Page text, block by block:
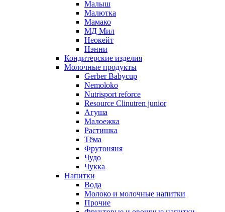
Малыш
Малютка
Мамако
МД Мил
Неокейт
Нэнни
Кондитерские изделия
Молочные продукты
Gerber Babycup
Nemoloko
Nutrisport reforce
Resource Clinutren junior
Агуша
Малоежка
Растишка
Тёма
Фрутоняня
Чудо
Чукка
Напитки
Вода
Молоко и молочные напитки
Прочие